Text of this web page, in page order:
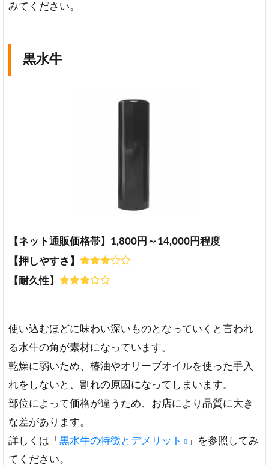
みてください。
黒水牛
【ネット通販価格帯】1,800円～14,000円程度
【押しやすさ】
【耐久性】
使い込むほどに味わい深いものとなっていくと言われ
る水牛の角が素材になっています。
乾燥に弱いため、椿油やオリーブオイルを使った手入
れをしないと、割れの原因になってしまいます。
部位によって価格が違うため、お店により品質に大き
な差があります。
詳しくは「 黒水牛の特徴とデメリット
」を参照してみ
てください。